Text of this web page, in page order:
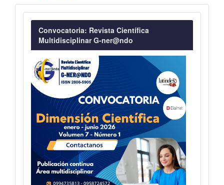
Convocatoria
Convocatoria: Revista Científica
Multidisciplinar G-ner@ndo